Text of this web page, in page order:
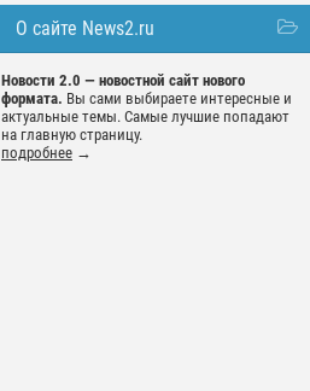
О сайте News2.ru
Новости 2.0 — новостной сайт нового
формата. Вы сами выбираете интересные и
актуальные темы. Самые лучшие попадают
на главную страницу.
подробнее →